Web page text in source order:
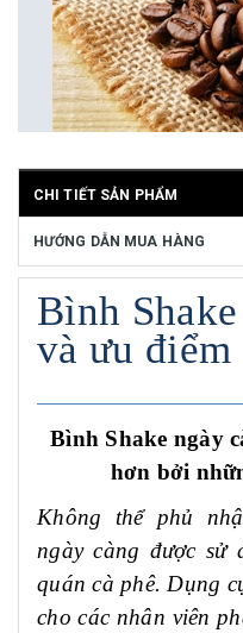
CHI TIẾT SẢN PHẨM
HƯỚNG DẪN MUA HÀNG
Bình
và ưu điểm
Bình Shake ngày
hơn bởi
Không thể phủ
ngày càng được sử
quán cà phê. Dụng
cho các nhân viên